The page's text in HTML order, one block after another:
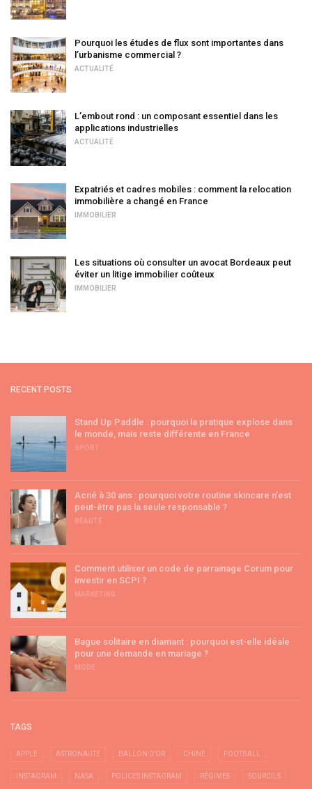
Pourquoi les études de flux sont importantes dans
l’urbanisme commercial ?
ACTUALITÉ
L’embout rond : un composant essentiel dans les
applications industrielles
ACTUALITÉ
Expatriés et cadres mobiles : comment la relocation
immobilière a changé en France
IMMOBILIER
Les situations où consulter un avocat Bordeaux peut
éviter un litige immobilier coûteux
IMMOBILIER
RECENT POSTS
Stand Up Paddle : pourquoi la pratique explose dans
le monde, mais reste différente en France
SPORT
Acné à 30 ans : pourquoi votre routine skincare n’est
peut-être pas la seule responsable ?
BEAUTÉ
Comment utiliser un code de parrainage Corum pour
investir en SCPI ?
MARKETING
Bague solitaire en diamant : pourquoi est-elle idéale
pour une demande en mariage ?
MODE
TAGS
APPLE ASTRONAUTE BALLON D'OR CHINE FOOTBALL
INSTAGRAM NASA POLICES INSTAGRAM RÉGIMES SOURCILS